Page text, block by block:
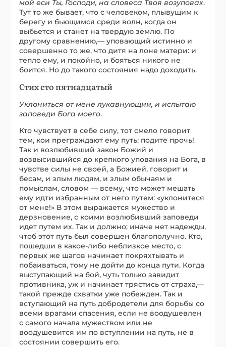
мой еси Ты, Господи, на словеса Твоя возуповах.
Тут то же бывает, что с человеком, плывущим к
берегу и бьющимся среди волн, когда он
выбьется и станет на твердую землю. По
другому сравнению,— уповающий истинно и
совершенно то же, что дитя на лоне матери: и
тепло ему, и покойно, и бояться никого не
боится. Но до такого состояния надо доходить.
Стих сто пятнадцатый
Уклониться от мене лукавнующии, и испытаю
заповеди Бога моего.
Кто чувствует в себе силу, тот смело говорит
тем, кои преграждают ему путь: подите прочь!
Так и возлюбивший закон Божий и
возвысившийся до крепкого упования на Бога, в
чувстве силы не своей, а Божией, говорит и
бесам, и злым людям, и злым обычаям и
помыслам, словом — всему, что может мешать
ему идти избранным от него путем: «уклонитеся
от мене!» В этом выражается мужество и
дерзновение, с коими возлюбивший заповеди
идет путем их. Так и должно; иначе нет надежды,
чтоб этот путь был совершен благополучно. Кто,
пошедши в какое-либо неблизкое место, с
первых же шагов начинает покряхтывать и
побаиваться, тому не дойти до конца пути. Когда
выступающий на бой, чуть только завидит
противника, уж и начинает трястись от страха,—
такой прежде схватки уже побежден. Так и
вступающий на путь добродетели для борьбы со
всеми врагами спасения, если не воодушевлен
с самого начала мужеством или не
воодушевится им по вступлении на путь, не в
состоянии совершить его.